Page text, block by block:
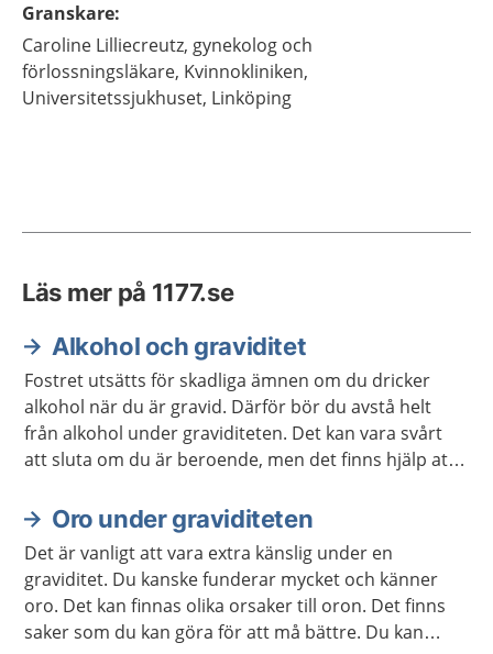
Granskare:
Caroline Lilliecreutz, gynekolog och
förlossningsläkare, Kvinnokliniken,
Universitetssjukhuset, Linköping
Läs mer på 1177.se
Alkohol och graviditet
Fostret utsätts för skadliga ämnen om du dricker
alkohol när du är gravid. Därför bör du avstå helt
från alkohol under graviditeten. Det kan vara svårt
att sluta om du är beroende, men det finns hjälp att
Oro under graviditeten
Det är vanligt att vara extra känslig under en
graviditet. Du kanske funderar mycket och känner
oro. Det kan finnas olika orsaker till oron. Det finns
saker som du kan göra för att må bättre. Du kan